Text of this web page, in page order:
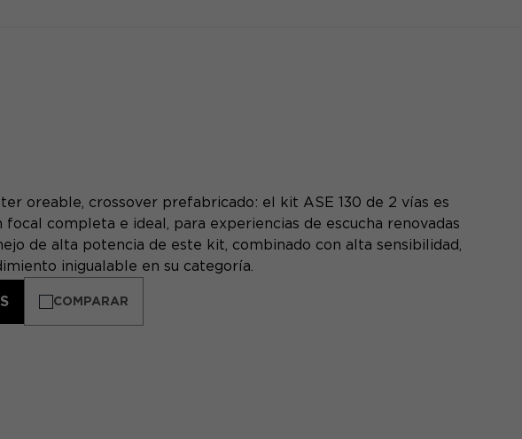
oreable, crossover prefabricado: el kit ASE 130 de 2 vías es
completa e ideal, para experiencias de escucha renovadas
de alta potencia de este kit, combinado con alta sensibilidad,
inigualable en su categoría.
COMPARAR